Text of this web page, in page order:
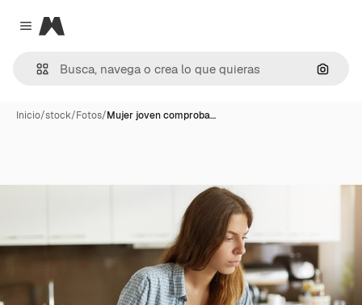
Close menu
Magnific
Inicio/stock/Fotos/Mujer joven comproba…